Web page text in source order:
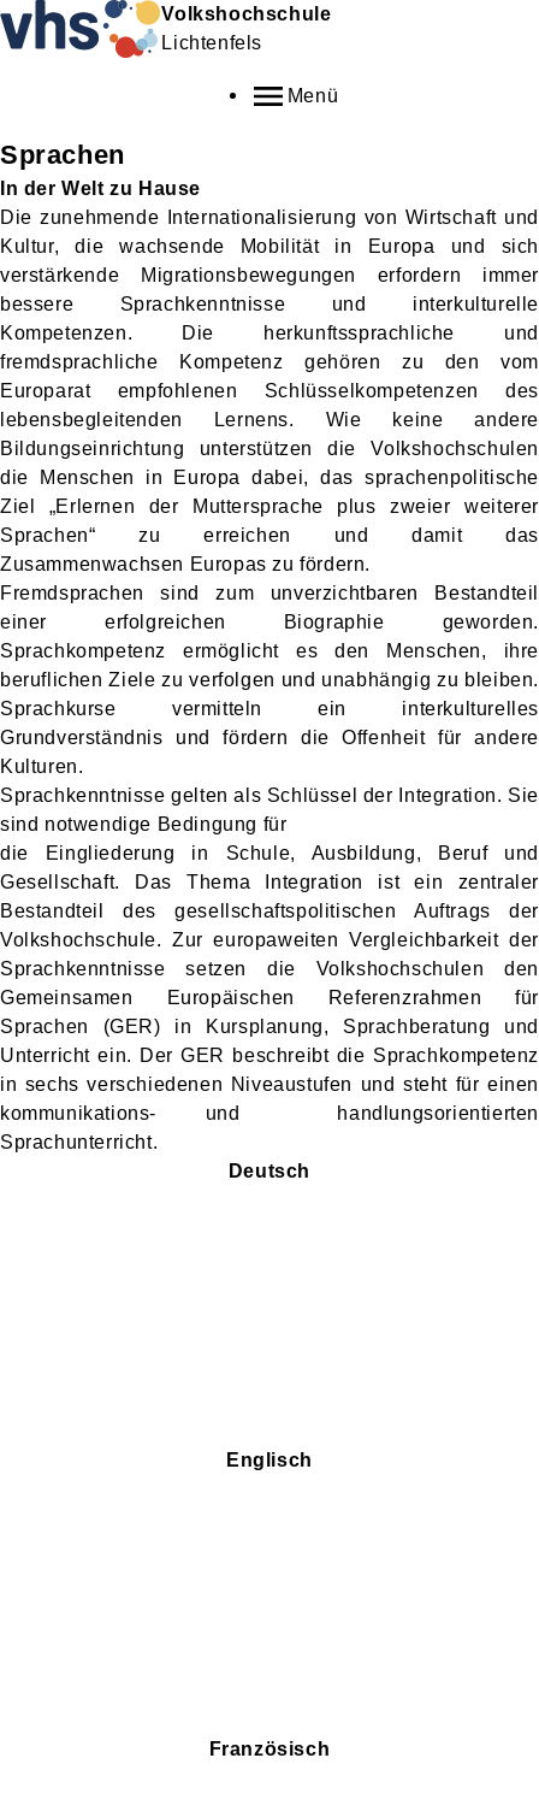
Volkshochschule
Lichtenfels
Menü
Sprachen
In der Welt zu Hause
Die zunehmende Internationalisierung von Wirtschaft und
Kultur, die wachsende Mobilität in Europa und sich
verstärkende Migrationsbewegungen erfordern immer
bessere Sprachkenntnisse und interkulturelle
Kompetenzen. Die herkunftssprachliche und
fremdsprachliche Kompetenz gehören zu den vom
Europarat empfohlenen Schlüsselkompetenzen des
lebensbegleitenden Lernens. Wie keine andere
Bildungseinrichtung unterstützen die Volkshochschulen
die Menschen in Europa dabei, das sprachenpolitische
Ziel „Erlernen der Muttersprache plus zweier weiterer
Sprachen“ zu erreichen und damit das
Zusammenwachsen Europas zu fördern.
Fremdsprachen sind zum unverzichtbaren Bestandteil
einer erfolgreichen Biographie geworden.
Sprachkompetenz ermöglicht es den Menschen, ihre
beruflichen Ziele zu verfolgen und unabhängig zu bleiben.
Sprachkurse vermitteln ein interkulturelles
Grundverständnis und fördern die Offenheit für andere
Kulturen.
Sprachkenntnisse gelten als Schlüssel der Integration. Sie
sind notwendige Bedingung für
die Eingliederung in Schule, Ausbildung, Beruf und
Gesellschaft. Das Thema Integration ist ein zentraler
Bestandteil des gesellschaftspolitischen Auftrags der
Volkshochschule. Zur europaweiten Vergleichbarkeit der
Sprachkenntnisse setzen die Volkshochschulen den
Gemeinsamen Europäischen Referenzrahmen für
Sprachen (GER) in Kursplanung, Sprachberatung und
Unterricht ein. Der GER beschreibt die Sprachkompetenz
in sechs verschiedenen Niveaustufen und steht für einen
kommunikations- und handlungsorientierten
Sprachunterricht.
Deutsch
Englisch
Französisch